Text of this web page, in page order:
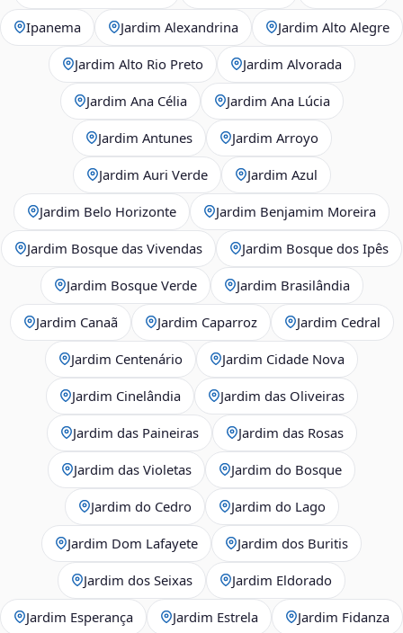
Ipanema Jardim Alexandrina Jardim Alto Alegre
Jardim Alto Rio Preto Jardim Alvorada
Jardim Ana Célia Jardim Ana Lúcia
Jardim Antunes Jardim Arroyo
Jardim Auri Verde Jardim Azul
Jardim Belo Horizonte Jardim Benjamim Moreira
Jardim Bosque das Vivendas Jardim Bosque dos Ipês
Jardim Bosque Verde Jardim Brasilândia
Jardim Canaã Jardim Caparroz Jardim Cedral
Jardim Centenário Jardim Cidade Nova
Jardim Cinelândia Jardim das Oliveiras
Jardim das Paineiras Jardim das Rosas
Jardim das Violetas Jardim do Bosque
Jardim do Cedro Jardim do Lago
Jardim Dom Lafayete Jardim dos Buritis
Jardim dos Seixas Jardim Eldorado
Jardim Esperança Jardim Estrela Jardim Fidanza